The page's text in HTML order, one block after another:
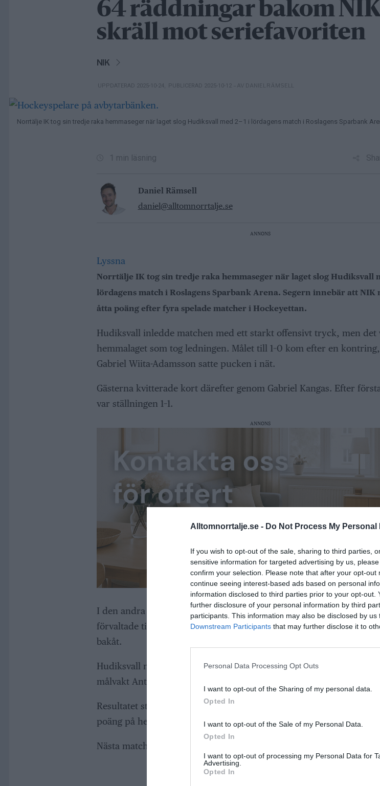
Alltomnorrtalje.se - Do Not Process My Personal
If you wish to opt-out of the sale, sharing to third parties,
sensitive information for targeted advertising by us,
confirm your selection. Please note that after your opt-out
continue seeing interest-based ads based on personal
information disclosed to third parties prior to your opt-out.
further disclosure of your personal information by third
participants. This information may also be disclosed by
Downstream Participants that may further disclose it to
Personal Data Processing Opt Outs
I want to opt-out of the Sharing of my personal data.
Opted In
I want to opt-out of the Sale of my Personal Data.
Opted In
I want to opt-out of processing my Personal Data for
Advertising.
Opted In
64 räddningar bakom
skräll mot seriefavoriten
NIK
UPPDATERAD 2025-10-24 , PUBLICERAD 2025-10-12 – AV DANIEL RÄMSELL
Norrtälje IK tog sin tredje raka hemmaseger när laget slog Hudiksvall med 2–1 i lördagens match i Roslagens Sparbank
1 min läsning
Daniel Rämsell
daniel@alltomnorrtalje.se
ANNONS
Lyssna
Norrtälje IK tog sin tredje raka hemmaseger när laget slog Hudiksvall
lördagens match i Roslagens Sparbank Arena. Segern innebär att NIK
åtta poäng efter fyra spelade matcher i Hockeyettan.
Hudiksvall inledde matchen med ett starkt offensivt tryck, men det
hemmalaget som tog ledningen. Målet till 1–0 kom efter en
Gabriel Wiita-Adamsson satte pucken i nät.
Gästerna kvitterade kort därefter genom Gabriel Kangas. Efter
var ställningen 1–1.
ANNONS
I den andra perioden tilldelades Norrtälje en straff, som Gabriel
förvaltade till 2–1. Trots fortsatt press från Hudiksvall höll
bakåt.
Hudiksvall noterades för totalt 65 skott under matchen, men
målvakt Anton Danell storspelade och räddade 64 av dem.
Resultatet stod sig perioden ut, och NIK kunde därmed säkra tre
poäng på hemmaplan.
Nästa match spelar NIK borta mot Örnsköldsvik den 18 oktober.